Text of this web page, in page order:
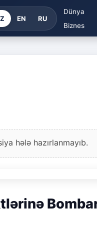
EN RU
Dünya
Biznes
hələ hazırlanmayıb.